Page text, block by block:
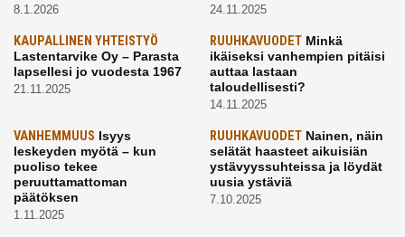
8.1.2026 24.11.2025
KAUPALLINEN YHTEISTYÖ
Lastentarvike Oy – Parasta
lapsellesi jo vuodesta 1967
21.11.2025
RUUHKAVUODETMinkä
ikäiseksi vanhempien pitäisi
auttaa lastaan
taloudellisesti?
14.11.2025
VANHEMMUUS Isyys
leskeyden myötä – kun
puoliso tekee
peruuttamattoman
päätöksen
1.11.2025
RUUHKAVUODETNainen, näin
selätät haasteet aikuisiän
ystävyyssuhteissa ja löydät
uusia ystäviä
7.10.2025